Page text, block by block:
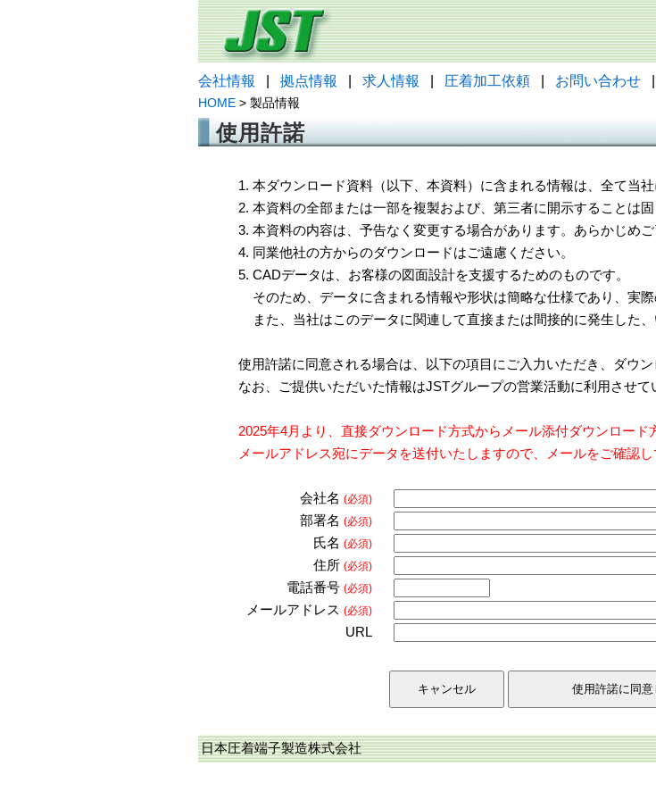
会社情報 拠点情報 求人情報 圧着加工依頼 お問い合わせ
HOME > 製品情報
使用許諾
1. 本ダウンロード資料（以下、本資料）に含まれる情報は、全て当社
2. 本資料の全部または一部を複製および、第三者に開示することは固
3. 本資料の内容は、予告なく変更する場合があります。あらかじめご
4. 同業他社の方からのダウンロードはご遠慮ください。
5. CADデータは、お客様の図面設計を支援するためのものです。
そのため、データに含まれる情報や形状は簡略な仕様であり、実
また、当社はこのデータに関連して直接または間接的に発生した
使用許諾に同意される場合は、以下の項目にご入力いただき、ダウン
なお、ご提供いただいた情報はJSTグループの営業活動に利用させて
2025年4月より、直接ダウンロード方式からメール添付ダウンロード
メールアドレス宛にデータを送付いたしますので、メールをご確認
会社名 (必須)
部署名 (必須)
氏名 (必須)
住所 (必須)
電話番号 (必須)
メールアドレス (必須)
URL
日本圧着端子製造株式会社